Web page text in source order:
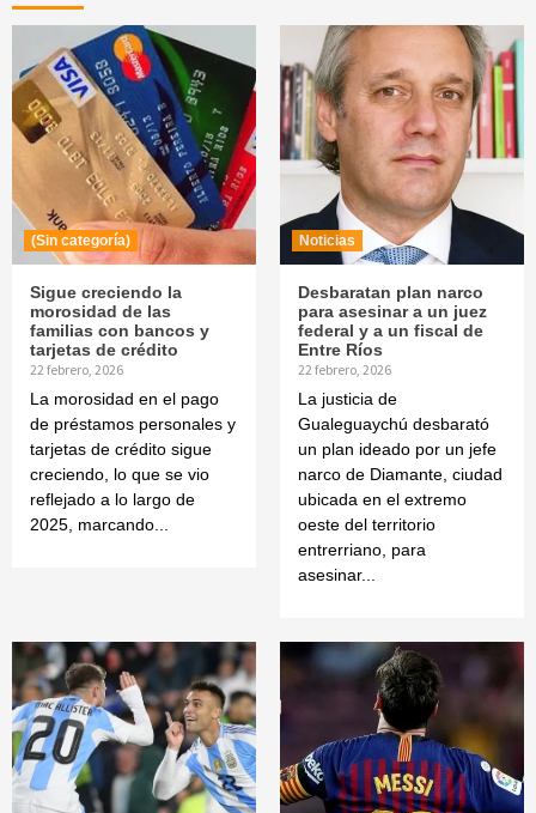
(Sin categoría)
Sigue creciendo la
morosidad de las
familias con bancos y
tarjetas de crédito
22 febrero, 2026
La morosidad en el pago
de préstamos personales y
tarjetas de crédito sigue
creciendo, lo que se vio
reflejado a lo largo de
2025, marcando...
Noticias
Desbaratan plan narco
para asesinar a un juez
federal y a un fiscal de
Entre Ríos
22 febrero, 2026
La justicia de
Gualeguaychú desbarató
un plan ideado por un jefe
narco de Diamante, ciudad
ubicada en el extremo
oeste del territorio
entrerriano, para
asesinar...